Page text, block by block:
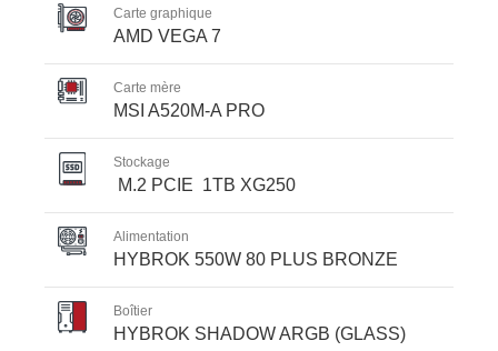
Carte graphique
AMD VEGA 7
Carte mère
MSI A520M-A PRO
Stockage
M.2 PCIE 1TB XG250
Alimentation
HYBROK 550W 80 PLUS BRONZE
Boîtier
HYBROK SHADOW ARGB (GLASS)